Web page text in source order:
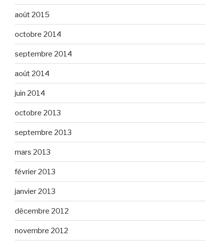
août 2015
octobre 2014
septembre 2014
août 2014
juin 2014
octobre 2013
septembre 2013
mars 2013
février 2013
janvier 2013
décembre 2012
novembre 2012